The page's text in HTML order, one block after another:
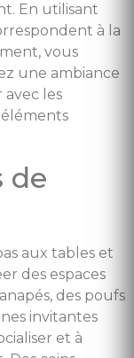
En utilisant
à la
vous
une ambiance
avec les
de
aux tables et
des espaces
des poufs
invitantes
et à